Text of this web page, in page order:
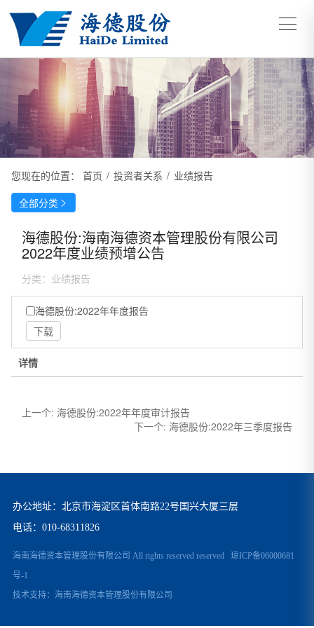
您现在的位置： 首页 / 投资者关系 / 业绩报告
全部分类
海德股份:海南海德资本管理股份有限公司
2022年度业绩预增公告
分类： 业绩报告
海德股份:2022年年度报告
下载
详情
上一个: 海德股份:2022年年度审计报告
下一个: 海德股份:2022年三季度报告
办公地址：北京市海淀区首体南路22号国兴大厦三层
电话： 010-68311826
海南海德资本管理股份有限公司 All rights reserved reserved 琼ICP备06000681
号-1
技术支持： 海南海德资本管理股份有限公司